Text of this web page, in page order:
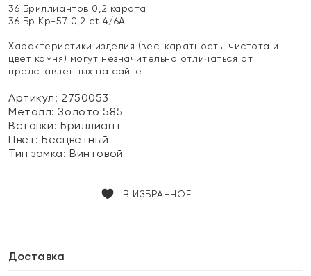
36 Бриллиантов 0,2 карата
36 Бр Кр-57 0,2 ct 4/6А
Характеристики изделия (вес, каратность, чистота и
цвет камня) могут незначительно отличаться от
представленных на сайте
Артикул: 2750053
Металл:Золото 585
Вставки:Бриллиант
Цвет:Бесцветный
Тип замка:Винтовой
В ИЗБРАННОЕ
Доставка